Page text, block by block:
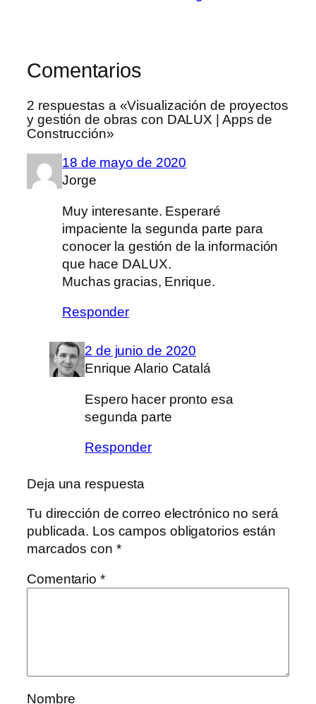
Comentarios
2 respuestas a «Visualización de proyectos
y gestión de obras con DALUX | Apps de
Construcción»
18 de mayo de 2020
Jorge
Muy interesante. Esperaré
impaciente la segunda parte para
conocer la gestión de la información
que hace DALUX.
Muchas gracias, Enrique.
Responder
2 de junio de 2020
Enrique Alario Catalá
Espero hacer pronto esa
segunda parte
Responder
Deja una respuesta
Tu dirección de correo electrónico no será
publicada. Los campos obligatorios están
marcados con *
Comentario *
Nombre